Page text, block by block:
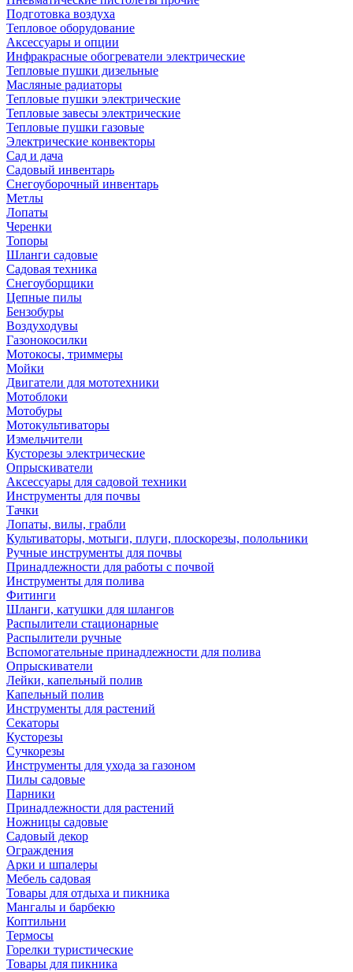
Подготовка воздуха
Тепловое оборудование
Аксессуары и опции
Инфракрасные обогреватели электрические
Тепловые пушки дизельные
Масляные радиаторы
Тепловые пушки электрические
Тепловые завесы электрические
Тепловые пушки газовые
Электрические конвекторы
Сад и дача
Садовый инвентарь
Снегоуборочный инвентарь
Метлы
Лопаты
Черенки
Топоры
Шланги садовые
Садовая техника
Снегоуборщики
Цепные пилы
Бензобуры
Воздуходувы
Газонокосилки
Мотокосы, триммеры
Мойки
Двигатели для мототехники
Мотоблоки
Мотобуры
Мотокультиваторы
Измельчители
Кусторезы электрические
Опрыскиватели
Аксессуары для садовой техники
Инструменты для почвы
Тачки
Лопаты, вилы, грабли
Культиваторы, мотыги, плуги, плоскорезы, полольники
Ручные инструменты для почвы
Принадлежности для работы с почвой
Инструменты для полива
Фитинги
Шланги, катушки для шлангов
Распылители стационарные
Распылители ручные
Вспомогательные принадлежности для полива
Опрыскиватели
Лейки, капельный полив
Капельный полив
Инструменты для растений
Секаторы
Кусторезы
Сучкорезы
Инструменты для ухода за газоном
Пилы садовые
Парники
Принадлежности для растений
Ножницы садовые
Садовый декор
Ограждения
Арки и шпалеры
Мебель садовая
Товары для отдыха и пикника
Мангалы и барбекю
Коптильни
Термосы
Горелки туристические
Товары для пикника